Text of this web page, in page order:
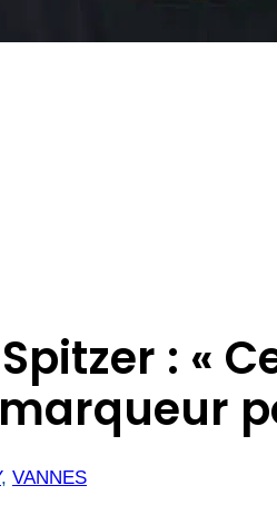
: «
, VANNES